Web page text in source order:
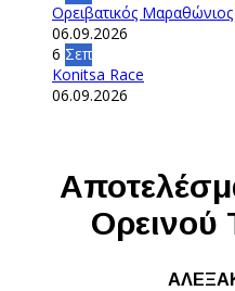
Ορειβατικός
06.09.2026
6 Σεπ
Konitsa Race
06.09.2026
Ορεινού